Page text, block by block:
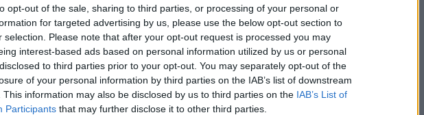
opt-out of the sale, sharing to third parties, or processing of your personal or
for targeted advertising by us, please use the below opt-out section to
selection. Please note that after your opt-out request is processed you may
interest-based ads based on personal information utilized by us or personal
to third parties prior to your opt-out. You may separately opt-out of the
of your personal information by third parties on the IAB’s list of downstream
This information may also be disclosed by us to third parties on the IAB’s List of
Participants that may further disclose it to other third parties.